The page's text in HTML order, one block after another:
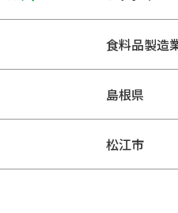
食料品製造
島根県
松江市